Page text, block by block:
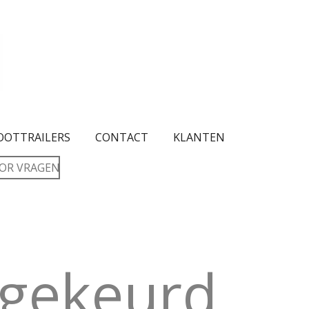
CONTACT
KLANTEN
VRAGEN